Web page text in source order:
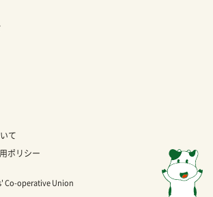
て
ポリシー
Co-operative Union